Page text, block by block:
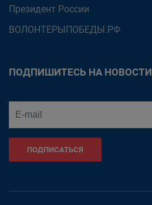
Президент России
ВОЛОНТЕРЫПОБЕДЫ.РФ
ПОДПИШИТЕСЬ НА НОВОСТИ
ПОДПИСАТЬСЯ